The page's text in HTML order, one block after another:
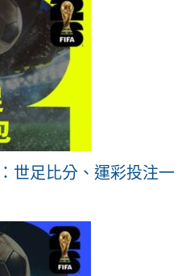
世足比分、運彩投注一